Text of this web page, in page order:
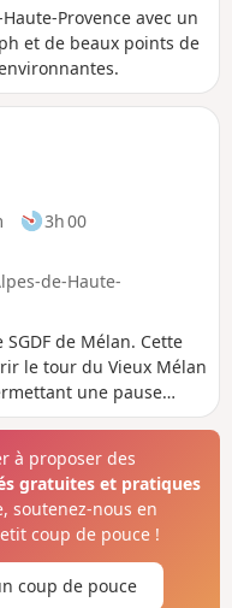
Provence avec un
et de beaux points de
3h 00
de-Haute-
de Mélan. Cette
le tour du Vieux Mélan
une pause
empruntent des
sur la piste DFCI est
sentier forestier.
à proposer des
gratuites et pratiques
soutenez-nous en
coup de pouce !
coup de pouce